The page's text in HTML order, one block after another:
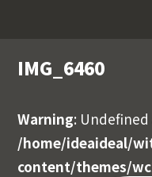
IMG_6460
Warning: Undefined
/home/ideaideal/
content/themes/